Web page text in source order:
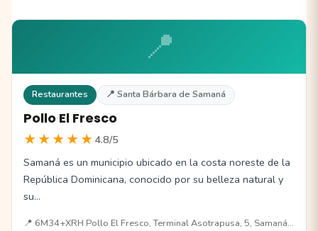
📍
Restaurantes 📍 Santa Bárbara de Samaná
Pollo El Fresco
★★★★★ 4.8/5
Samaná es un municipio ubicado en la costa noreste de la
República Dominicana, conocido por su belleza natural y
su…
📍 6M34+XRH Pollo El Fresco, Terminal Asotrapusa, 5, Samaná…